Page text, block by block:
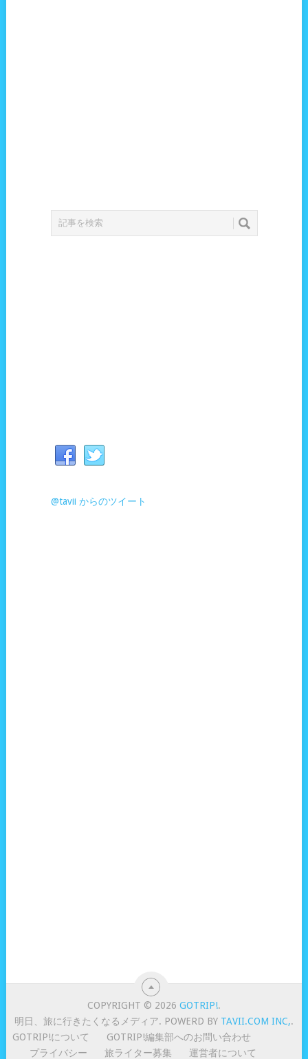
@tavii からのツイート
COPYRIGHT © 2026GOTRIP!.
明日、旅に行きたくなるメディア. POWERD BY TAVII.COM INC,.
GOTRIP!について
GOTRIP!編集部へのお問い合わせ
プライバシー
旅ライター募集 運営者について